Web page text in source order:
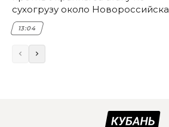
сухогрузу около Новороссийска
13:04